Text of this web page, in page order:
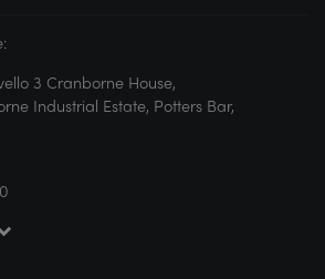
3 Cranborne House,
Industrial Estate, Potters Bar,